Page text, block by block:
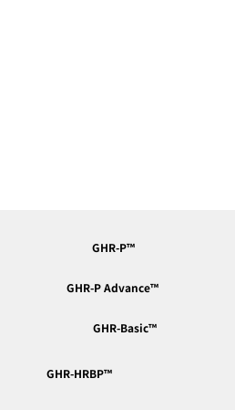
GHR-P™︎
GHR-P Advance™︎
GHR-Basic™︎
GHR-HRBP™︎